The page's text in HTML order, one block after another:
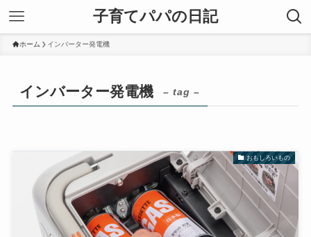
子育てパパの日記
ホーム インバーター発電機
インバーター発電機 – tag –
おもしろいもの